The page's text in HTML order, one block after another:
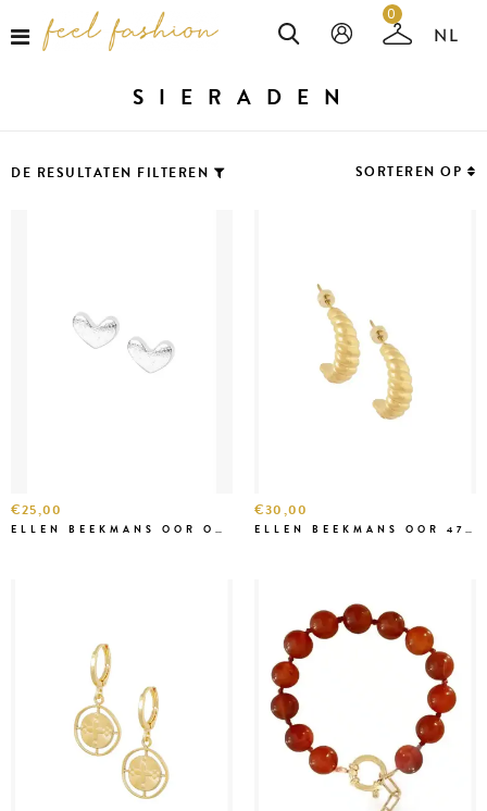
0
SIERADEN
DE RESULTATEN FILTEREN SORTEREN OP
€25,00
ELLEN BEEKMANS OOR OOO13
€30,00
ELLEN BEEKMANS OOR 4735